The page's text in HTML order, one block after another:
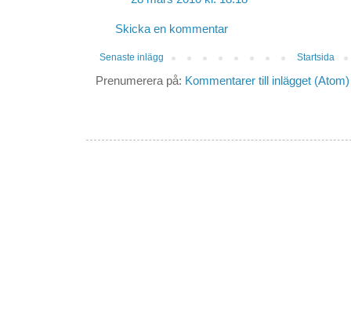
Skicka en kommentar
Senaste inlägg Startsida
Prenumerera på: Kommentarer till inlägget (Atom)